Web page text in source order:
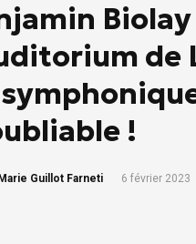
Biolay
de
!
Marie Guillot Farneti 6 février 2023